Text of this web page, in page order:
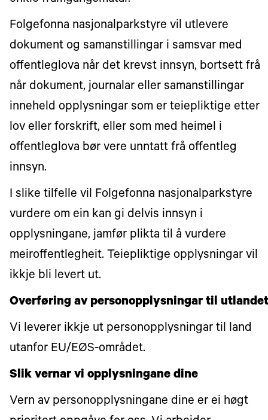
Folgefonna nasjonalparkstyre vil utlevere
dokument og samanstillingar i samsvar med
offentleglova når det krevst innsyn, bortsett frå
når dokument, journalar eller samanstillingar
inneheld opplysningar som er teiepliktige etter
lov eller forskrift, eller som med heimel i
offentleglova bør vere unntatt frå offentleg
innsyn.
I slike tilfelle vil Folgefonna nasjonalparkstyre
vurdere om ein kan gi delvis innsyn i
opplysningane, jamfør plikta til å vurdere
meiroffentlegheit. Teiepliktige opplysningar vil
ikkje bli levert ut.
Overføring av personopplysningar til utlandet
Vi leverer ikkje ut personopplysningar til land
utanfor EU/EØS-området.
Slik vernar vi opplysningane dine
Vern av personopplysningane dine er ei høgt